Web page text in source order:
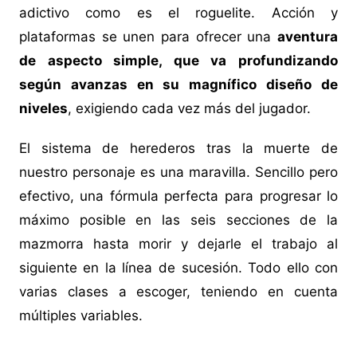
adictivo como es el roguelite. Acción y
plataformas se unen para ofrecer unaaventura
de aspecto simple, que va profundizando
según avanzas en su magnífico diseño de
niveles, exigiendo cada vez más del jugador.
El sistema de herederos tras la muerte de
nuestro personaje es una maravilla. Sencillo pero
efectivo, una fórmula perfecta para progresar lo
máximo posible en las seis secciones de la
mazmorra hasta morir y dejarle el trabajo al
siguiente en la línea de sucesión. Todo ello con
varias clases a escoger, teniendo en cuenta
múltiples variables.